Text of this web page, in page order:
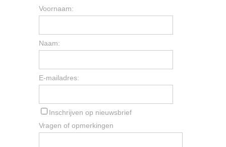
Voornaam:
Naam:
E-mailadres:
Inschrijven op nieuwsbrief
Vragen of opmerkingen